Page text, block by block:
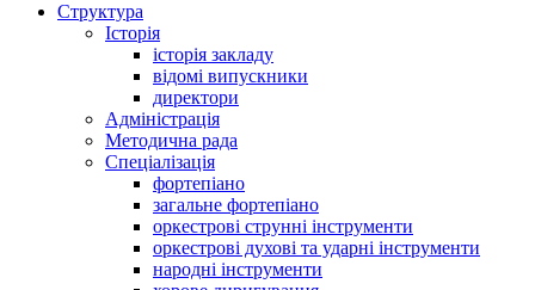
Структура
Історія
історія закладу
відомі випускники
директори
Адміністрація
Методична рада
Спеціалізація
фортепіано
загальне фортепіано
оркестрові струнні інструменти
оркестрові духові та ударні інструменти
народні інструменти